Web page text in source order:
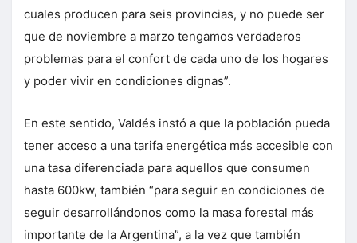
cuales producen para seis provincias, y no puede ser
que de noviembre a marzo tengamos verdaderos
problemas para el confort de cada uno de los hogares
y poder vivir en condiciones dignas”.
En este sentido, Valdés instó a que la población pueda
tener acceso a una tarifa energética más accesible con
una tasa diferenciada para aquellos que consumen
hasta 600kw, también “para seguir en condiciones de
seguir desarrollándonos como la masa forestal más
importante de la Argentina”, a la vez que también